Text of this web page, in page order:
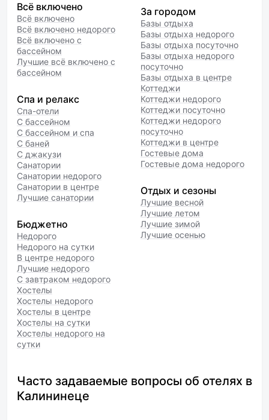
Всё включено
Всё включено
Всё включено недорого
Всё включено с
бассейном
Лучшие всё включено с
бассейном
Спа и релакс
Спа-отели
С бассейном
С бассейном и спа
С баней
С джакузи
Санатории
Санатории недорого
Санатории в центре
Лучшие санатории
Бюджетно
Недорого
Недорого на сутки
В центре недорого
Лучшие недорого
С завтраком недорого
Хостелы
Хостелы недорого
Хостелы в центре
Хостелы на сутки
Хостелы недорого на
сутки
За городом
Базы отдыха
Базы отдыха недорого
Базы отдыха посуточно
Базы отдыха недорого
посуточно
Базы отдыха в центре
Коттеджи
Коттеджи недорого
Коттеджи посуточно
Коттеджи недорого
посуточно
Коттеджи в центре
Гостевые дома
Гостевые дома недорого
Отдых и сезоны
Лучшие весной
Лучшие летом
Лучшие зимой
Лучшие осенью
Часто задаваемые вопросы об отелях в
Калининеце